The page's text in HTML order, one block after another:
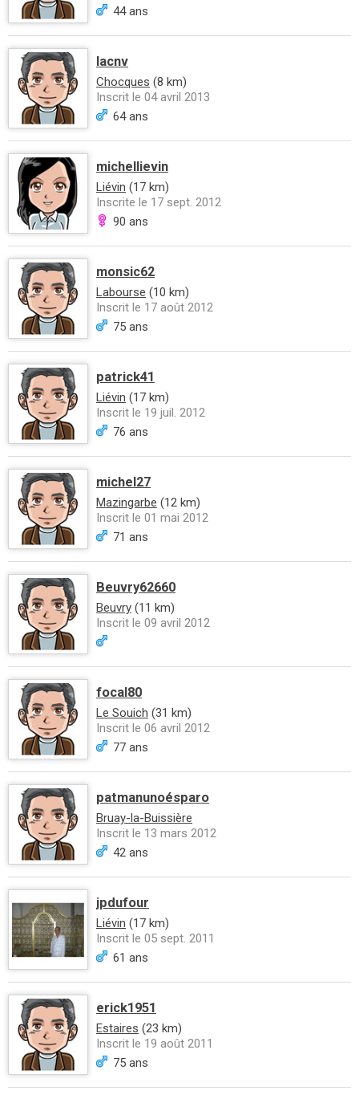
44 ans
lacnv
Chocques (8 km)
Inscrit le 04 avril 2013
64 ans
michellievin
Liévin (17 km)
Inscrite le 17 sept. 2012
90 ans
monsic62
Labourse (10 km)
Inscrit le 17 août 2012
75 ans
patrick41
Liévin (17 km)
Inscrit le 19 juil. 2012
76 ans
michel27
Mazingarbe (12 km)
Inscrit le 01 mai 2012
71 ans
Beuvry62660
Beuvry (11 km)
Inscrit le 09 avril 2012
focal80
Le Souich (31 km)
Inscrit le 06 avril 2012
77 ans
patmanunoésparo
Bruay-la-Buissière
Inscrit le 13 mars 2012
42 ans
jpdufour
Liévin (17 km)
Inscrit le 05 sept. 2011
61 ans
erick1951
Estaires (23 km)
Inscrit le 19 août 2011
75 ans